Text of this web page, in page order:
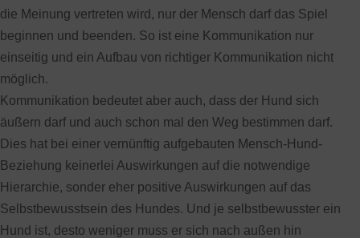
die Meinung vertreten wird, nur der Mensch darf das Spiel
beginnen und beenden. So ist eine Kommunikation nur
einseitig und ein Aufbau von richtiger Kommunikation nicht
möglich.
Kommunikation bedeutet aber auch, dass der Hund sich
äußern darf und auch schon mal den Weg bestimmen darf.
Dies hat bei einer vernünftig aufgebauten Mensch-Hund-
Beziehung keinerlei Auswirkungen auf die notwendige
Hierarchie, sonder eher positive Auswirkungen auf das
Selbstbewusstsein des Hundes. Und je selbstbewusster ein
Hund ist, desto weniger muss er sich nach außen hin